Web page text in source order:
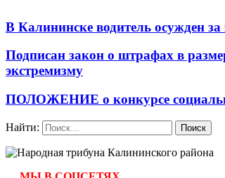
В Калининске водитель осужден
Подписан закон о штрафах в
экстремизму
ПОЛОЖЕНИЕ о конкурсе
Найти: